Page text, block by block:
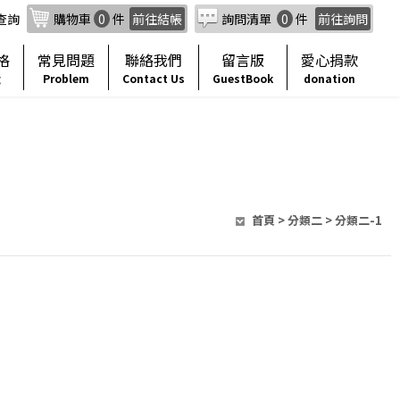
詢 購物車 0 件 前往結帳 詢問清單 0 件 前往詢問
常見問題
Problem
聯絡我們
Contact Us
留言版
GuestBook
愛心捐款
donation
首頁 >分類二 > 分類二-1